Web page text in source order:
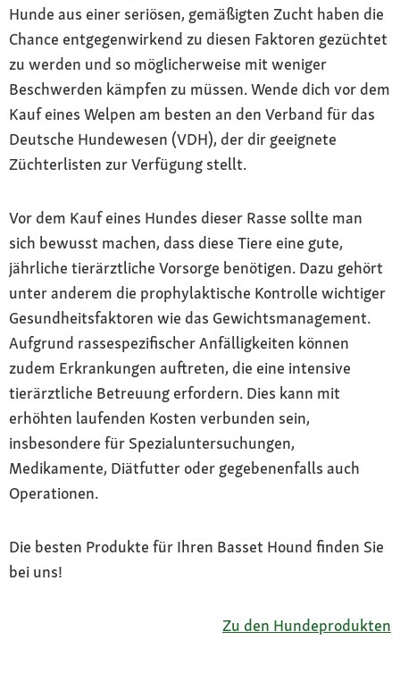
Hunde aus einer seriösen, gemäßigten Zucht haben die
Chance entgegenwirkend zu diesen Faktoren gezüchtet
zu werden und so möglicherweise mit weniger
Beschwerden kämpfen zu müssen. Wende dich vor dem
Kauf eines Welpen am besten an den Verband für das
Deutsche Hundewesen (VDH), der dir geeignete
Züchterlisten zur Verfügung stellt.
Vor dem Kauf eines Hundes dieser Rasse sollte man
sich bewusst machen, dass diese Tiere eine gute,
jährliche tierärztliche Vorsorge benötigen. Dazu gehört
unter anderem die prophylaktische Kontrolle wichtiger
Gesundheitsfaktoren wie das Gewichtsmanagement.
Aufgrund rassespezifischer Anfälligkeiten können
zudem Erkrankungen auftreten, die eine intensive
tierärztliche Betreuung erfordern. Dies kann mit
erhöhten laufenden Kosten verbunden sein,
insbesondere für Spezialuntersuchungen,
Medikamente, Diätfutter oder gegebenenfalls auch
Operationen.
Die besten Produkte für Ihren Basset Hound finden Sie
bei uns!
Zu den Hundeprodukten